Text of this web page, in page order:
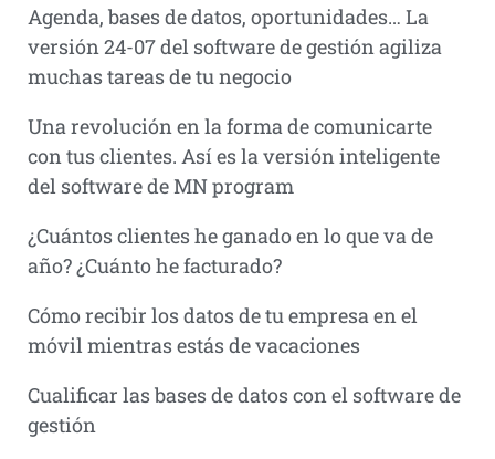
Agenda, bases de datos, oportunidades… La
versión 24-07 del software de gestión agiliza
muchas tareas de tu negocio
Una revolución en la forma de comunicarte
con tus clientes. Así es la versión inteligente
del software de MN program
¿Cuántos clientes he ganado en lo que va de
año? ¿Cuánto he facturado?
Cómo recibir los datos de tu empresa en el
móvil mientras estás de vacaciones
Cualificar las bases de datos con el software de
gestión